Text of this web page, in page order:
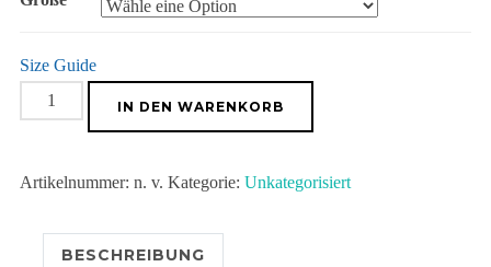
Size Guide
Unisex-
Hose
weiten
IN DEN WARENKORB
Artikelnummer: n. v. Kategorie: Unkategorisiert
BESCHREIBUNG